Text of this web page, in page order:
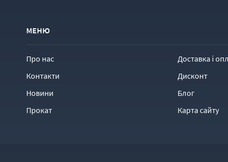
МЕНЮ
Про нас Доставка і
Контакти
Дисконт
Новини
Блог
Прокат
Карта сайту